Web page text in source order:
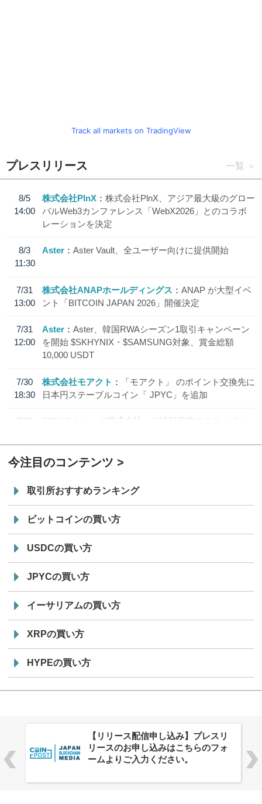
Track all markets on TradingView
プレスリリース 一覧
8/5
14:00
株式会社PlnX
株式会社PlnX、アジア最大級のグロー
バルWeb3カンファレンス「WebX2026」とのコラボ
レーションを決定
8/3
11:30
Aster Aster Vault、全ユーザー向けに提供開始
7/31
13:00
株式会社ANAPホールディングス
ANAP が大型イベ
ント「BITCOIN JAPAN 2026」開催決定
7/31
12:00
Aster
Aster、韓国RWAシーズン1取引キャンペーン
を開始 $SKHYNIX・$SAMSUNG対象、賞金総額
10,000 USDT
7/30
18:30
株式会社モアクト
「モアクト」 のポイント交換先に
日本円ステーブルコイン「 JPYC」を追加
7/29
SBI VCトレード株式会社
信託型円建てステーブル
今注目のコンテンツ
取引所おすすめランキング
ビットコインの買い方
USDCの買い方
JPYCの買い方
イーサリアムの買い方
XRPの買い方
HYPEの買い方
株式会社PlnX、アジア最大級のグロ
ーバルWeb3カンファレンス
「WebX2026」とのコラボレーショ